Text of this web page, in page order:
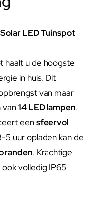
LED Tuinspot
haalt u de hoogste
in huis. Dit
van maar
van14 LED lampen.
eensfeervol
5 uur opladen kan de
. Krachtige
volledig IP65